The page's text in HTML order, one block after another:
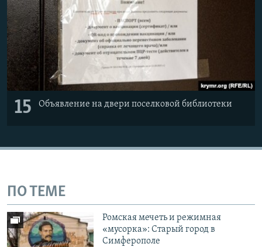
15 Объявление на двери поселковой библиотеки
ПО ТЕМЕ
Ромская мечеть и режимная
«мусорка»: Старый город в
Симферополе